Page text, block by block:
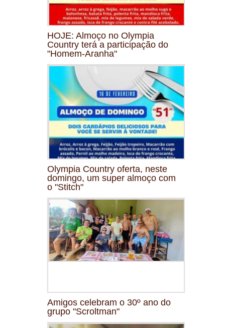
HOJE: Almoço no Olympia
Country terá a participação do
"Homem-Aranha"
Olympia Country oferta, neste
domingo, um super almoço com
o "Stitch"
Amigos celebram o 30º ano do
grupo "Scroltman"